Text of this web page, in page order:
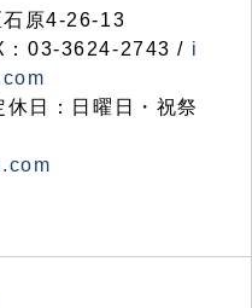
原4-26-13
03-3624-2743 / i
日：日曜日・祝祭